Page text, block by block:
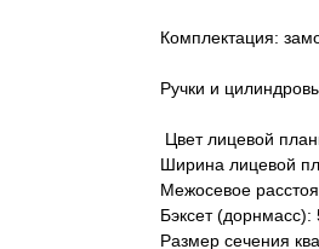
Комплектация:
Ручки и
Цвет лицевой
Ширина лицевой
Межосевое
Бэксет
Размер сечения